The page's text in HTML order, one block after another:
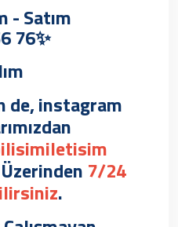
- Satım
76✨
de, instagram
7/24
.